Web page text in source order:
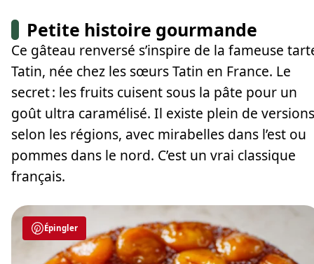
Petite histoire gourmande
Ce gâteau renversé s’inspire de la fameuse
Tatin, née chez les sœurs Tatin en France. Le
secret : les fruits cuisent sous la pâte pour un
goût ultra caramélisé. Il existe plein de versions
selon les régions, avec mirabelles dans l’est ou
pommes dans le nord. C’est un vrai classique
français.
Épingler